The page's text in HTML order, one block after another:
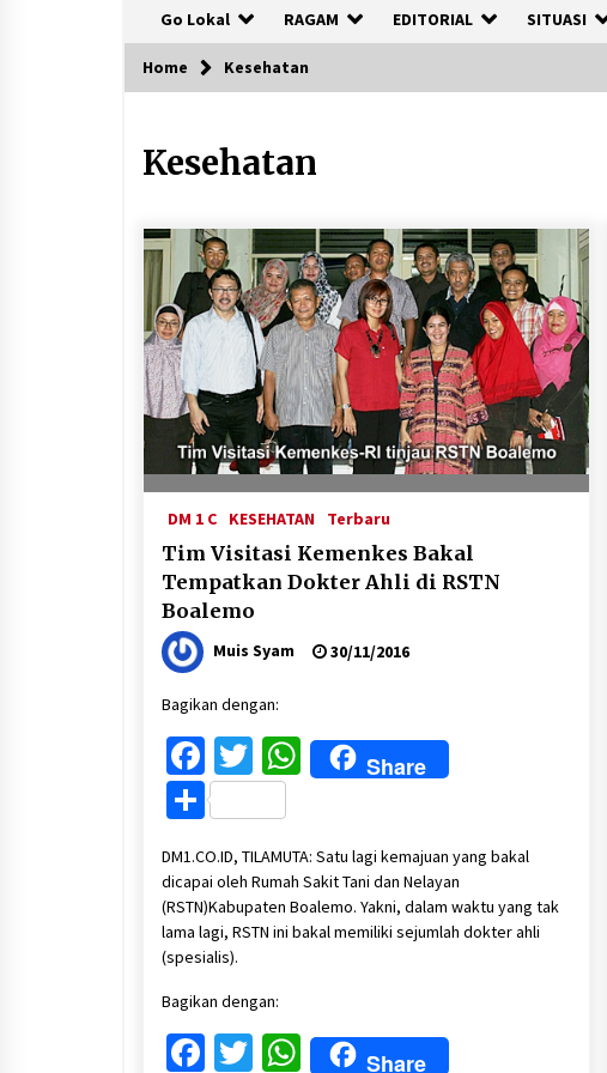
Go Lokal RAGAM EDITORIAL SITUASI
Home Kesehatan
Kesehatan
DM 1 C KESEHATAN Terbaru
Tim Visitasi Kemenkes Bakal
Tempatkan Dokter Ahli di RSTN
Boalemo
Muis Syam 30/11/2016
Bagikan dengan:
Facebook
Twitter
WhatsApp
Share
Share
DM1.CO.ID, TILAMUTA: Satu lagi kemajuan yang bakal
dicapai oleh Rumah Sakit Tani dan Nelayan
(RSTN)Kabupaten Boalemo. Yakni, dalam waktu yang tak
lama lagi, RSTN ini bakal memiliki sejumlah dokter ahli
(spesialis).
Bagikan dengan:
Facebook
Twitter
WhatsApp
Share